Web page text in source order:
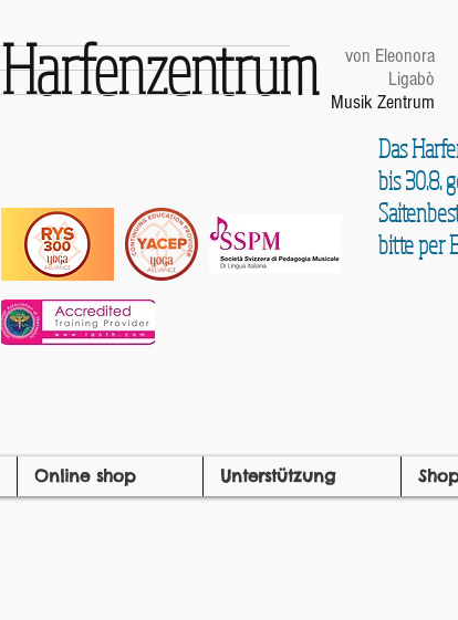
Harfenzentrum
von Eleonora
Ligabò
Musik Zentrum
Das
bis 30.8.
bitte per
Online shop Unterstützung